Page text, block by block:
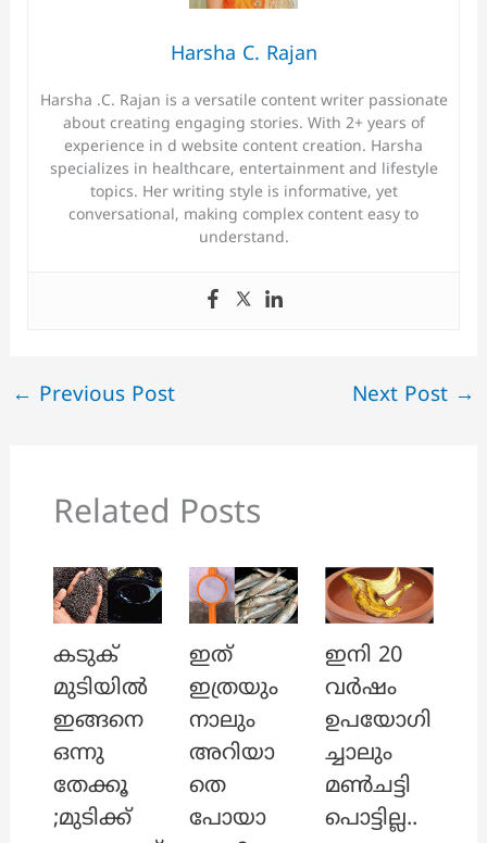
Harsha C. Rajan
Harsha .C. Rajan is a versatile content writer passionate
about creating engaging stories. With 2+ years of
experience in d website content creation. Harsha
specializes in healthcare, entertainment and lifestyle
topics. Her writing style is informative, yet
conversational, making complex content easy to
understand.
← Previous Post Next Post →
Related Posts
കടുക്
മുടിയിൽ
ഇങ്ങനെ
ഒന്നു
തേക്കൂ
;മുടിക്ക്
ഇത്
ഇത്രയും
നാലും
അറിയാ
തെ
പോയാ
ഇനി 20
വർഷം
ഉപയോഗി
ച്ചാലും
മൺചട്ടി
പൊട്ടില്ല..